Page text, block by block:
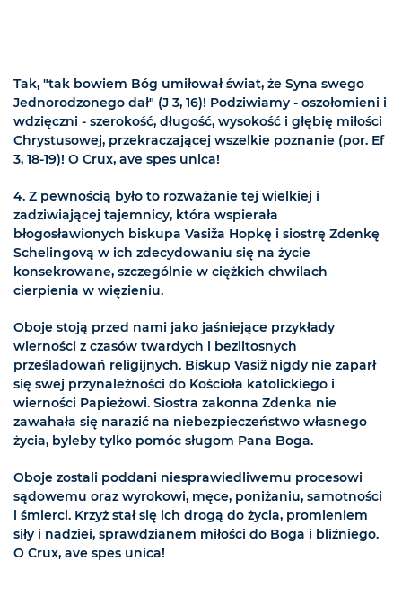
Tak, "tak bowiem Bóg umiłował świat, że Syna swego
Jednorodzonego dał" (J 3, 16)! Podziwiamy - oszołomieni i
wdzięczni - szerokość, długość, wysokość i głębię miłości
Chrystusowej, przekraczającej wszelkie poznanie (por. Ef
3, 18-19)! O Crux, ave spes unica!
4. Z pewnością było to rozważanie tej wielkiej i
zadziwiającej tajemnicy, która wspierała
błogosławionych biskupa Vasiža Hopkę i siostrę Zdenkę
Schelingovą w ich zdecydowaniu się na życie
konsekrowane, szczególnie w ciężkich chwilach
cierpienia w więzieniu.
Oboje stoją przed nami jako jaśniejące przykłady
wierności z czasów twardych i bezlitosnych
prześladowań religijnych. Biskup Vasiž nigdy nie zaparł
się swej przynależności do Kościoła katolickiego i
wierności Papieżowi. Siostra zakonna Zdenka nie
zawahała się narazić na niebezpieczeństwo własnego
życia, byleby tylko pomóc sługom Pana Boga.
Oboje zostali poddani niesprawiedliwemu procesowi
sądowemu oraz wyrokowi, męce, poniżaniu, samotności
i śmierci. Krzyż stał się ich drogą do życia, promieniem
siły i nadziei, sprawdzianem miłości do Boga i bliźniego.
O Crux, ave spes unica!